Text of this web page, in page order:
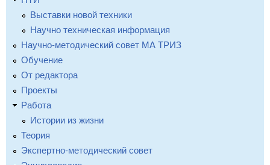
Выставки новой техники
Научно техническая информация
Научно-методический совет МА ТРИЗ
Обучение
От редактора
Проекты
Работа
Истории из жизни
Теория
Экспертно-методический совет